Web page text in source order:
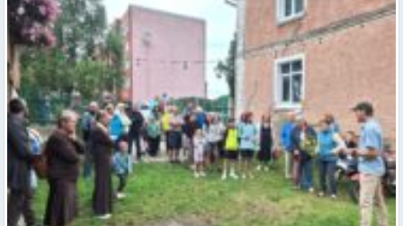
Valmieras dzimšanas diena sākas ar Krāču kakta svētkiem